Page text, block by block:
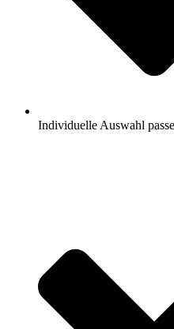
Individuelle Auswahl